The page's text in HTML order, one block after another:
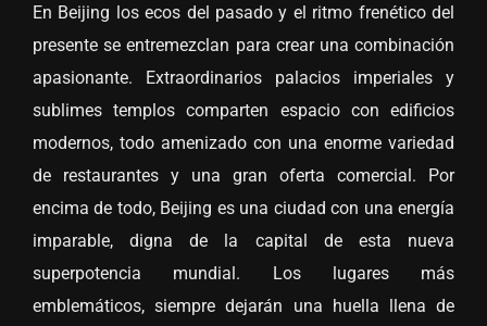
En Beijing los ecos del pasado y el ritmo frenético del
presente se entremezclan para crear una combinación
apasionante. Extraordinarios palacios imperiales y
sublimes templos comparten espacio con edificios
modernos, todo amenizado con una enorme variedad
de restaurantes y una gran oferta comercial. Por
encima de todo, Beijing es una ciudad con una energía
imparable, digna de la capital de esta nueva
superpotencia mundial. Los lugares más
emblemáticos, siempre dejarán una huella llena de